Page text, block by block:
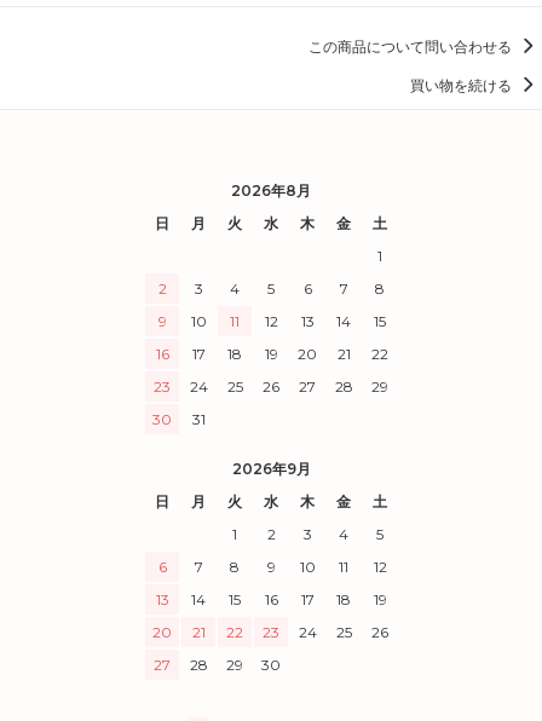
この商品について問い合わせる
買い物を続ける
2026年8月
日
月 火 水 木 金
土
1
2
3 4 5 6 7
8
9
10 11 12 13 14
15
16
17 18 19 20 21
22
23
24 25 26 27 28
29
30
31
2026年9月
日
月 火 水 木 金
土
1
2 3 4
5
6
7 8 9 10 11
12
13
14 15 16 17 18
19
20
21 22 23 24 25
26
27
28 29 30